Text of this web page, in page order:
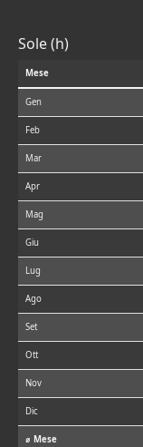
Sole (h)
Mese
Gen
Feb
Mar
Apr
Mag
Giu
Lug
Ago
Set
Ott
Nov
Dic
⌀ Mese